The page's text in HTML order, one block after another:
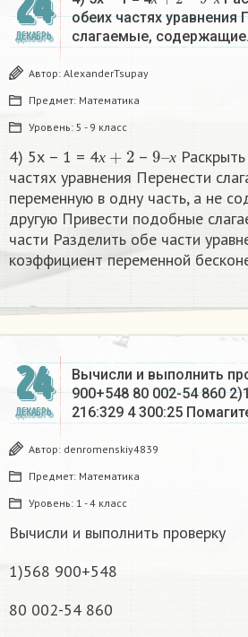
ДЕКАБРЬ
х х
обеих частях уравнения
слагаемые,
Автор: AlexanderTsupay
Предмет: Математика
Уровень: 5 - 9 класс
4) 5х – 1 = 4х – х
9
х
Раскрыть
частях уравнения Перенести
переменную в одну часть, а не
другую Привести подобные
части Разделить обе части
коэффициент переменной
24
ДЕКАБРЬ
Вычисли и выполнить
900+548 80 002-54 860
216:329 4 300:25
Автор: denromenskiy4839
Предмет: Математика
Уровень: 1 - 4 класс
Вычисли и выполнить проверку
1)568 900+548
80 002-54 860